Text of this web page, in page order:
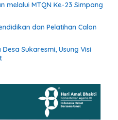
melalui MTQN Ke-23 Simpang
dan Pelatihan Calon
Sukaresmi, Usung Visi